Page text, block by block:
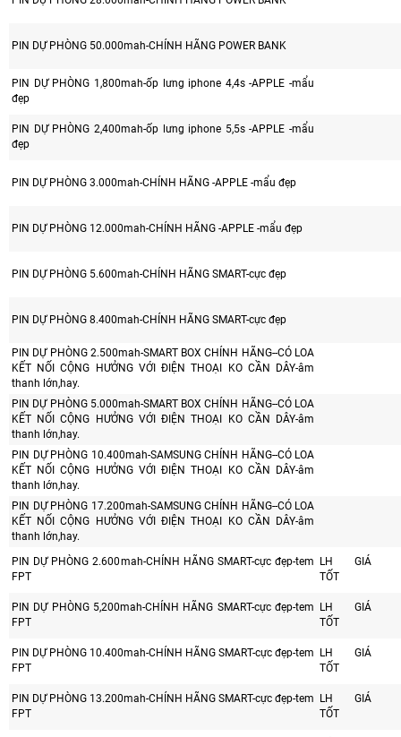
PIN DỰ PHÒNG 50.000mah-CHÍNH HÃNG POWER BANK
PIN DỰ PHÒNG 1,800mah-ốp lưng iphone 4,4s -APPLE -mẩu
đẹp
PIN DỰ PHÒNG 2,400mah-ốp lưng iphone 5,5s -APPLE -mẩu
đẹp
PIN DỰ PHÒNG 3.000mah-CHÍNH HÃNG -APPLE -mẩu đẹp
PIN DỰ PHÒNG 12.000mah-CHÍNH HÃNG -APPLE -mẩu đẹp
PIN DỰ PHÒNG 5.600mah-CHÍNH HÃNG SMART-cực đẹp
PIN DỰ PHÒNG 8.400mah-CHÍNH HÃNG SMART-cực đẹp
PIN DỰ PHÒNG 2.500mah-SMART BOX CHÍNH HÃNG--CÓ LOA
KẾT NỐI CỘNG HƯỞNG VỚI ĐIỆN THOẠI KO CẦN DÂY-âm
thanh lớn,hay.
PIN DỰ PHÒNG 5.000mah-SMART BOX CHÍNH HÃNG--CÓ LOA
KẾT NỐI CỘNG HƯỞNG VỚI ĐIỆN THOẠI KO CẦN DÂY-âm
thanh lớn,hay.
PIN DỰ PHÒNG 10.400mah-SAMSUNG CHÍNH HÃNG--CÓ LOA
KẾT NỐI CỘNG HƯỞNG VỚI ĐIỆN THOẠI KO CẦN DÂY-âm
thanh lớn,hay.
PIN DỰ PHÒNG 17.200mah-SAMSUNG CHÍNH HÃNG--CÓ LOA
KẾT NỐI CỘNG HƯỞNG VỚI ĐIỆN THOẠI KO CẦN DÂY-âm
thanh lớn,hay.
PIN DỰ PHÒNG 2.600mah-CHÍNH HÃNG SMART-cực đẹp-tem
FPT
LH GIÁ
TỐT
PIN DỰ PHÒNG 5,200mah-CHÍNH HÃNG SMART-cực đẹp-tem
FPT
LH GIÁ
TỐT
PIN DỰ PHÒNG 10.400mah-CHÍNH HÃNG SMART-cực đẹp-tem
FPT
LH GIÁ
TỐT
PIN DỰ PHÒNG 13.200mah-CHÍNH HÃNG SMART-cực đẹp-tem
FPT
LH GIÁ
TỐT